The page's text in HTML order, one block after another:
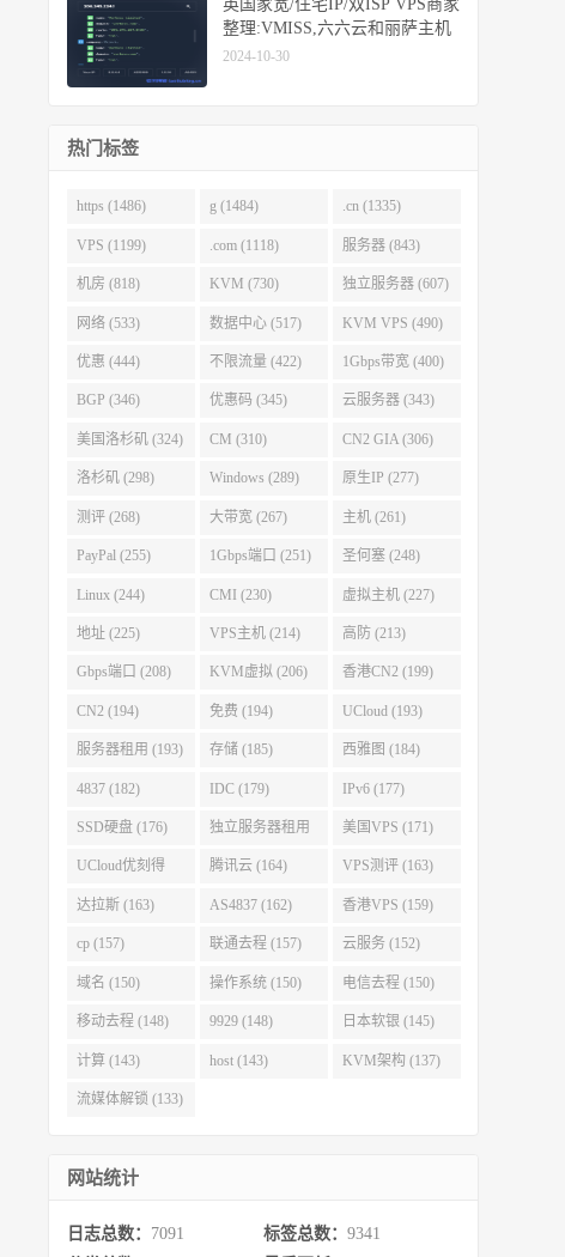
英国家宽/住宅IP/双ISP VPS商家
整理:VMISS,六六云和丽萨主机
2024-10-30
热门标签
https (1486) g (1484) .cn (1335)
VPS (1199) .com (1118) 服务器 (843)
机房 (818) KVM (730) 独立服务器 (607)
网络 (533) 数据中心 (517) KVM VPS (490)
优惠 (444) 不限流量 (422) 1Gbps带宽 (400)
BGP (346) 优惠码 (345) 云服务器 (343)
美国洛杉矶 (324) CM (310) CN2 GIA (306)
洛杉矶 (298) Windows (289) 原生IP (277)
测评 (268) 大带宽 (267) 主机 (261)
PayPal (255) 1Gbps端口 (251) 圣何塞 (248)
Linux (244) CMI (230) 虚拟主机 (227)
地址 (225) VPS主机 (214) 高防 (213)
Gbps端口 (208) KVM虚拟 (206) 香港CN2 (199)
CN2 (194) 免费 (194) UCloud (193)
服务器租用 (193) 存储 (185) 西雅图 (184)
4837 (182) IDC (179) IPv6 (177)
SSD硬盘 (176) 独立服务器租用
(175)
美国VPS (171)
UCloud优刻得
(168)
腾讯云 (164) VPS测评 (163)
达拉斯 (163) AS4837 (162) 香港VPS (159)
cp (157) 联通去程 (157) 云服务 (152)
域名 (150) 操作系统 (150) 电信去程 (150)
移动去程 (148) 9929 (148) 日本软银 (145)
计算 (143) host (143) KVM架构 (137)
流媒体解锁 (133)
网站统计
日志总数： 7091 标签总数： 9341